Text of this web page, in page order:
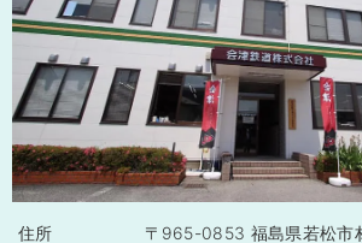
住所
〒965-0853 福島県若松市